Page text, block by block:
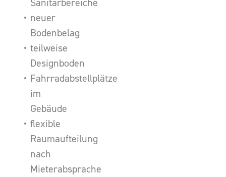
Sanitärbereiche
neuer
Bodenbelag
teilweise
Designboden
Fahrradabstellplätze
im
Gebäude
flexible
Raumaufteilung
nach
Mieterabsprache